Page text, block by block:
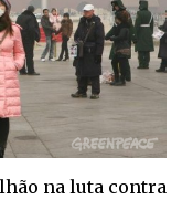
na luta contra